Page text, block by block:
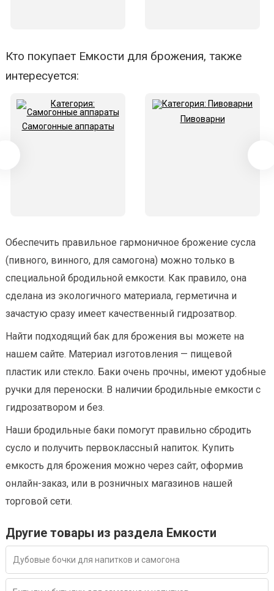
Кто покупает Емкости для брожения, также
интересуется:
Самогонные аппараты
Пивоварни
Обеспечить правильное гармоничное брожение сусла
(пивного, винного, для самогона) можно только в
специальной бродильной емкости. Как правило, она
сделана из экологичного материала, герметична и
зачастую сразу имеет качественный гидрозатвор.
Найти подходящий бак для брожения вы можете на
нашем сайте. Материал изготовления — пищевой
пластик или стекло. Баки очень прочны, имеют удобные
ручки для переноски. В наличии бродильные емкости с
гидрозатвором и без.
Наши бродильные баки помогут правильно сбродить
сусло и получить первоклассный напиток. Купить
емкость для брожения можно через сайт, оформив
онлайн-заказ, или в розничных магазинов нашей
торговой сети.
Другие товары из раздела Емкости
Дубовые бочки для напитков и самогона